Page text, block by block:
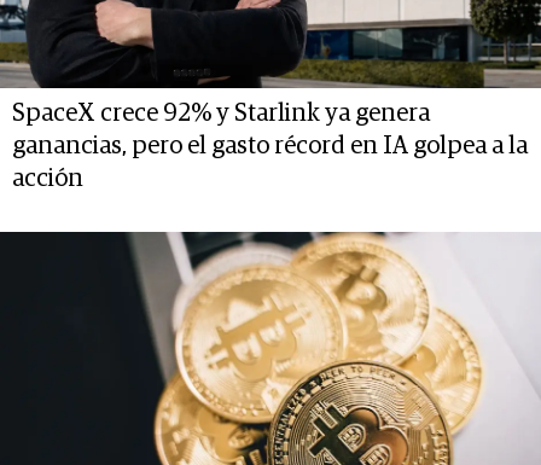
SpaceX crece 92% y Starlink ya genera
ganancias, pero el gasto récord en IA golpea a la
acción